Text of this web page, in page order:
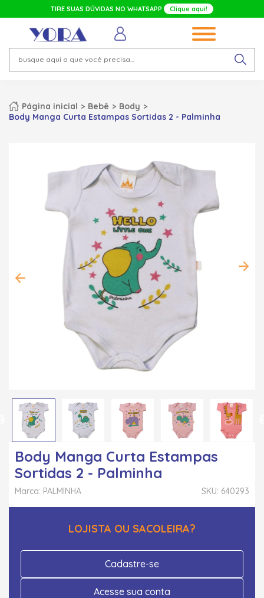
TIRE SUAS DÚVIDAS NO WHATSAPP Clique aqui!
Página inicial Bebê
Body
Body Manga Curta Estampas Sortidas 2 - Palminha
Body Manga Curta Estampas
Sortidas 2 - Palminha
SKU: 640293
Marca: PALMINHA
LOJISTA OU SACOLEIRA?
Cadastre-se
Acesse sua conta